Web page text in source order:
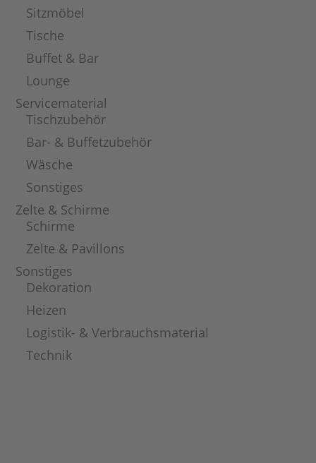
Sitzmöbel
Tische
Buffet & Bar
Lounge
Servicematerial
Tischzubehör
Bar- & Buffetzubehör
Wäsche
Sonstiges
Zelte & Schirme
Schirme
Zelte & Pavillons
Sonstiges
Dekoration
Heizen
Logistik- & Verbrauchsmaterial
Technik